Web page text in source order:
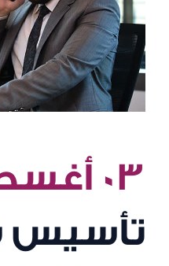
٠٣ أغسطس
تأسيس